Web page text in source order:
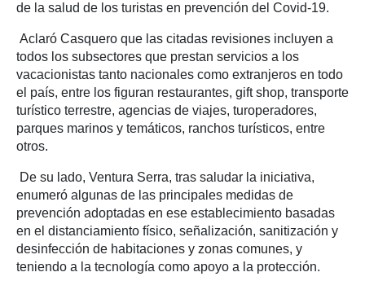
de la salud de los turistas en prevención del Covid-19.
Aclaró Casquero que las citadas revisiones incluyen a
todos los subsectores que prestan servicios a los
vacacionistas tanto nacionales como extranjeros en todo
el país, entre los figuran restaurantes, gift shop, transporte
turístico terrestre, agencias de viajes, turoperadores,
parques marinos y temáticos, ranchos turísticos, entre
otros.
De su lado, Ventura Serra, tras saludar la iniciativa,
enumeró algunas de las principales medidas de
prevención adoptadas en ese establecimiento basadas
en el distanciamiento físico, señalización, sanitización y
desinfección de habitaciones y zonas comunes, y
teniendo a la tecnología como apoyo a la protección.